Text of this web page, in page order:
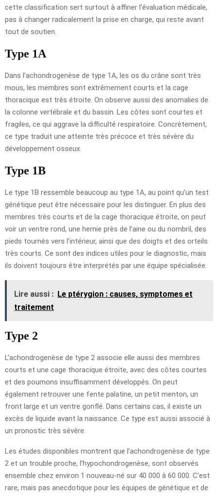
cette classification sert surtout à affiner l’évaluation médicale,
pas à changer radicalement la prise en charge, qui reste avant
tout de soutien.
Type 1A
Dans l’achondrogenèse de type 1A, les os du crâne sont très
mous, les membres sont extrêmement courts et la cage
thoracique est très étroite. On observe aussi des anomalies de
la colonne vertébrale et du bassin. Les côtes sont courtes et
fragiles, ce qui aggrave la difficulté respiratoire. Concrètement,
ce type traduit une atteinte très précoce et très sévère du
développement osseux.
Type 1B
Le type 1B ressemble beaucoup au type 1A, au point qu’un test
génétique peut être nécessaire pour les distinguer. En plus des
membres très courts et de la cage thoracique étroite, on peut
voir un ventre rond, une hernie près de l’aine ou du nombril, des
pieds tournés vers l’intérieur, ainsi que des doigts et des orteils
très courts. Ce sont des indices utiles pour le diagnostic, mais
ils doivent toujours être interprétés par une équipe spécialisée.
Lire aussi : Le ptérygion : causes, symptomes et
traitement
Type 2
L’achondrogenèse de type 2 associe elle aussi des membres
courts et une cage thoracique étroite, avec des côtes courtes
et des poumons insuffisamment développés. On peut
également retrouver une fente palatine, un petit menton, un
front large et un ventre gonflé. Dans certains cas, il existe un
excès de liquide avant la naissance. Ce type est aussi associé à
un pronostic très sévère.
Les études disponibles montrent que l’achondrogenèse de type
2 et un trouble proche, l’hypochondrogenèse, sont observés
ensemble chez environ 1 nouveau-né sur 40 000 à 60 000. C’est
rare, mais pas anecdotique pour les équipes de génétique et de